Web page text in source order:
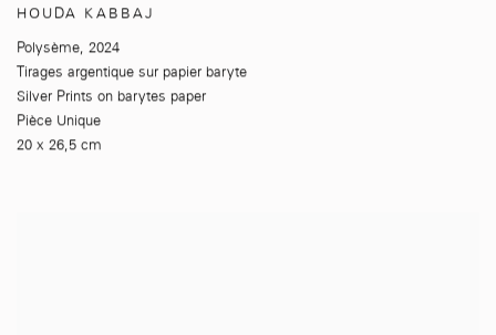
HOUDA KABBAJ
Polysème, 2024
Tirages argentique sur papier baryte
Silver Prints on barytes paper
Pièce Unique
20 x 26,5 cm